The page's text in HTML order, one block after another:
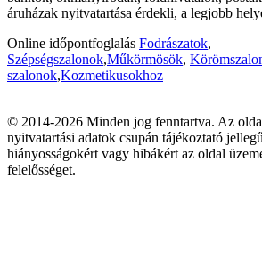
áruházak nyitvatartása érdekli, a legjobb
Online időpontfoglalás Fodrászatok,
Szépségszalonok,Műkörmösök,
szalonok,Kozmetikusokhoz
© 2014-2026 Minden jog fenntartva. Az
nyitvatartási adatok csupán tájékoztató
hiányosságokért vagy hibákért az oldal
felelősséget.